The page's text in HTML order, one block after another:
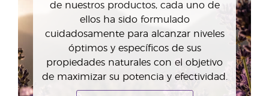
de nuestros productos, cada uno de
ellos ha sido formulado
cuidadosamente para alcanzar niveles
óptimos y específicos de sus
propiedades naturales con el objetivo
de maximizar su potencia y efectividad.